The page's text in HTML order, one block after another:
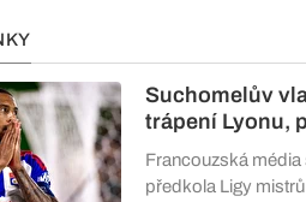
Suchomelův
trápení Lyonu,
Francouzská média
předkola Ligy